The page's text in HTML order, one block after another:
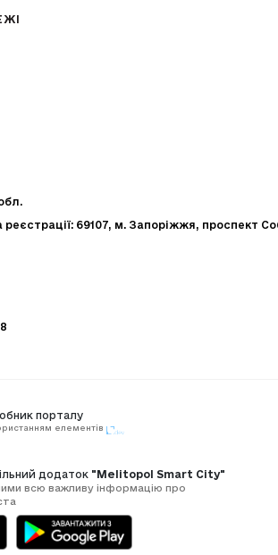
69107, м. Запоріжжя, проспект
порталу
елементів
додаток "Melitopol Smart City"
всю важливу інформацію про